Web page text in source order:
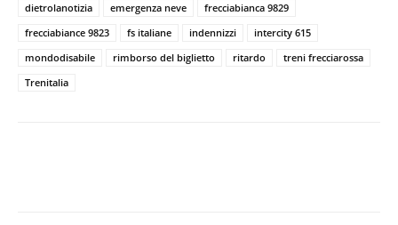
dietrolanotizia
emergenza neve
frecciabianca 9829
frecciabiance 9823
fs italiane indennizzi
intercity 615
mondodisabile
rimborso del biglietto ritardo
treni frecciarossa
Trenitalia